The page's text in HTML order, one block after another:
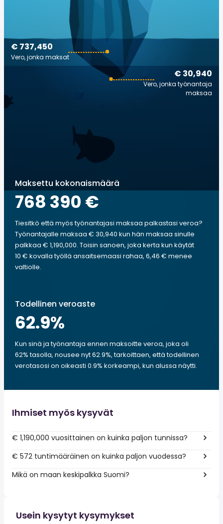
€ 30,940
Vero, jonka työnantaja
maksaa
€ 737,450
Vero, jonka maksat
Maksettu kokonaismäärä
768 390 €
Tiesitkö että myös työnantajasi maksaa palkastasi veroa?
Työnantajalle maksaa € 30,940 kun hän maksaa sinulle
palkkaa € 1,190,000. Toisin sanoen, joka kerta kun käytät
10 € kovalla työllä ansaitsemaasi rahaa, 6,46 € menee
valtiolle.
Todellinen veroaste
62.9%
Kun sinä ja työnantaja ennen maksoitte veroa, joka oli
62% tasolla, nousee nyt 62.9%, tarkoittaen, että todellinen
verotasosi on oikeasti 0.9% korkeampi, kun alussa näytti.
Ihmiset myös kysyvät
€ 1,190,000 vuosittainen on kuinka paljon tunnissa?
€ 572 tuntimääräinen on kuinka paljon vuodessa?
Mikä on maan keskipalkka Suomi?
Usein kysytyt kysymykset